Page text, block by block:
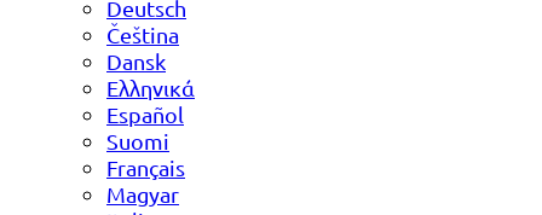
Deutsch
Čeština
Dansk
Ελληνικά
Español
Suomi
Français
Magyar